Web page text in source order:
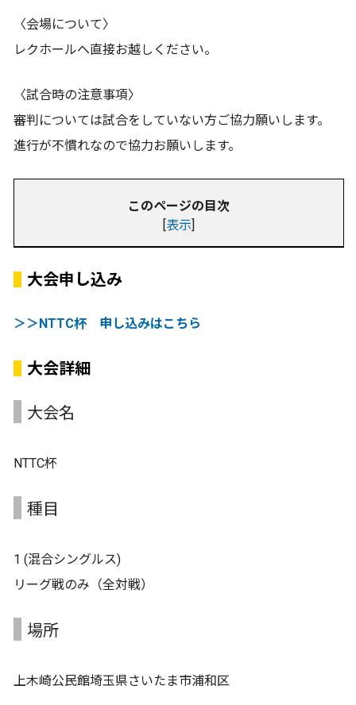
〈会場について〉
レクホールへ直接お越しください。
〈試合時の注意事項〉
審判については試合をしていない方ご協力願いします。
進行が不慣れなので協力お願いします。
このページの目次
[表示]
大会申し込み
＞＞NTTC杯 申し込みはこちら
大会詳細
大会名
NTTC杯
種目
1 (混合シングルス)
リーグ戦のみ（全対戦）
場所
上木崎公民館埼玉県さいたま市浦和区